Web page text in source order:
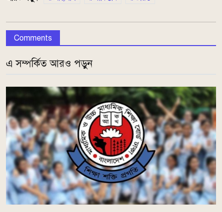
Comments
এ সম্পর্কিত আরও পড়ুন